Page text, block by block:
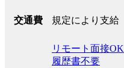
交通費 規定により支給
リモート面接OK
履歴書不要